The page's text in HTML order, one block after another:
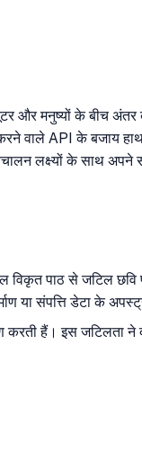
और मनुष्यों के बीच अंतर
करने वाले API के बजाय
लक्ष्यों के साथ अपने
विकृत पाठ से जटिल
या संपत्ति डेटा के
करती हैं। इस